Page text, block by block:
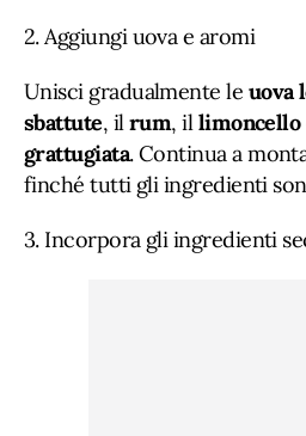
Unisci gradualmente leuova
sbattute, il rum, illimoncello
grattugiata. Continua a